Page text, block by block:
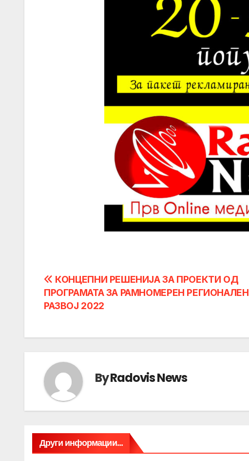
Post
navigation
КОНЦЕПНИ РЕШЕНИЈА ЗА ПРОЕКТИ ОД
ПРОГРАМАТА ЗА РАМНОМЕРЕН РЕГИОНАЛЕН
РАЗВОЈ 2022
ByRadovis News
Други информации...